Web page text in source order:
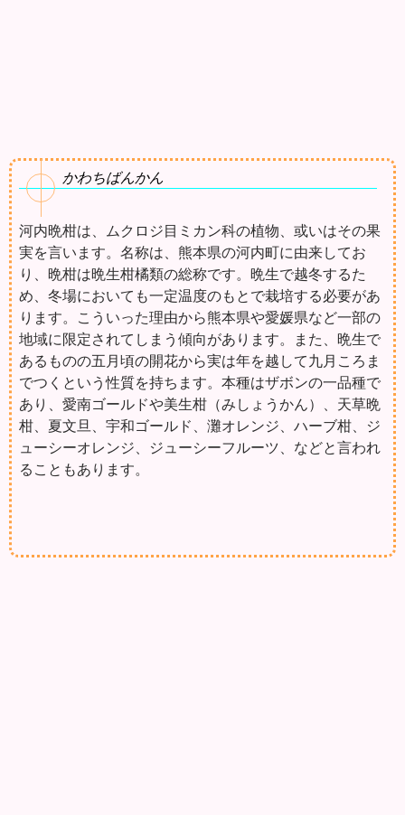
かわちばんかん
河内晩柑は、ムクロジ目ミカン科の植物、或いはその果
実を言います。名称は、熊本県の河内町に由来してお
り、晩柑は晩生柑橘類の総称です。晩生で越冬するた
め、冬場においても一定温度のもとで栽培する必要があ
ります。こういった理由から熊本県や愛媛県など一部の
地域に限定されてしまう傾向があります。また、晩生で
あるものの五月頃の開花から実は年を越して九月ころま
でつくという性質を持ちます。本種はザボンの一品種で
あり、愛南ゴールドや美生柑（みしょうかん）、天草晩
柑、夏文旦、宇和ゴールド、灘オレンジ、ハーブ柑、ジ
ューシーオレンジ、ジューシーフルーツ、などと言われ
ることもあります。